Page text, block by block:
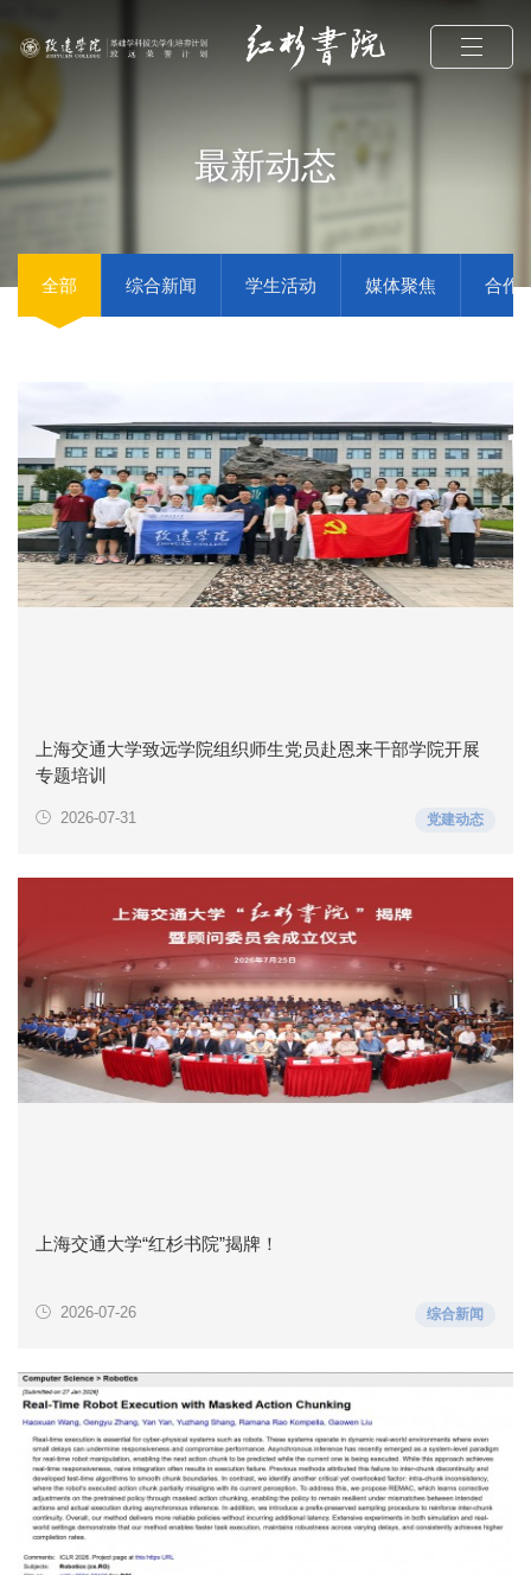
最新动态
全部 综合新闻 学生活动 媒体聚焦 合作
上海交通大学致远学院组织师生党员赴恩来干部学院开展
专题培训
2026-07-31 党建动态
上海交通大学“红杉书院”揭牌！
2026-07-26 综合新闻